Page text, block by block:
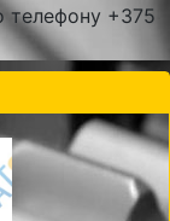
телефону +375